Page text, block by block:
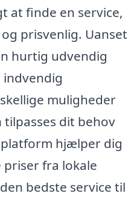
at finde en service,
prisvenlig. Uanset
hurtig udvendig
muligheder
dit behov
hjælper dig
fra lokale
bedste service til